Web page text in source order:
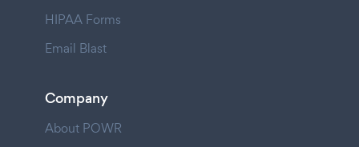
HIPAA Forms
Email Blast
Company
About POWR